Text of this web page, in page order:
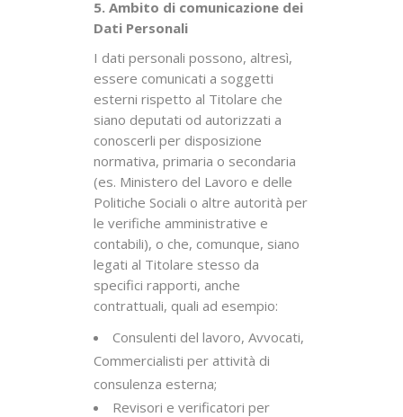
5. Ambito di comunicazione dei
Dati Personali
I dati personali possono, altresì,
essere comunicati a soggetti
esterni rispetto al Titolare che
siano deputati od autorizzati a
conoscerli per disposizione
normativa, primaria o secondaria
(es. Ministero del Lavoro e delle
Politiche Sociali o altre autorità per
le verifiche amministrative e
contabili), o che, comunque, siano
legati al Titolare stesso da
specifici rapporti, anche
contrattuali, quali ad esempio:
Consulenti del lavoro, Avvocati,
Commercialisti per attività di
consulenza esterna;
Revisori e verificatori per